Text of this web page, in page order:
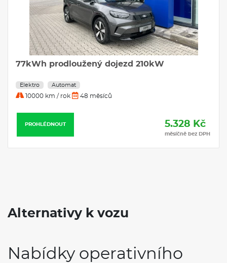
Povinné ručení
Havarijní pojištění se spoluúčastí 10%
Pojištění skel
VÝBAVA:
Klimatizace
77kWh prodloužený dojezd 210kW
Elektro Automat
10000 km / rok 48 měsíců
PROHLÉDNOUT 5.328 Kč
měsíčně bez DPH
Alternativy k vozu
Nabídky operativního